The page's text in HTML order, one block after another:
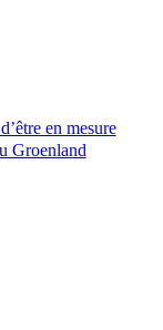
en mesure
Groenland